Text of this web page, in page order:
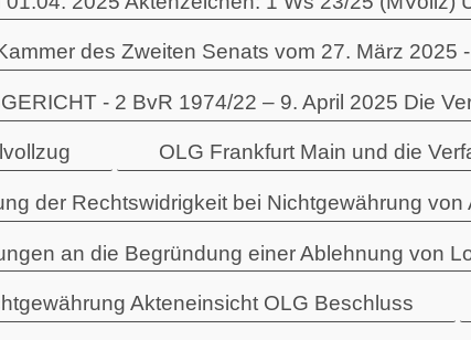
des Zweiten Senats vom 27. März 2025
- 2 BvR 1974/22 – 9. April 2025 Die
OLG Frankfurt Main und die
der Rechtswidrigkeit bei Nichtgewährung von
an die Begründung einer Ablehnung von
Akteneinsicht OLG Beschluss